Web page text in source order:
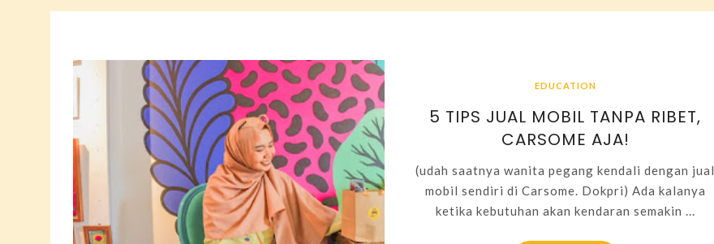
EDUCATION
5 TIPS JUAL MOBIL TANPA RIBET,
CARSOME AJA!
(udah saatnya wanita pegang kendali dengan jual
mobil sendiri di Carsome. Dokpri) Ada kalanya
ketika kebutuhan akan kendaran semakin ...